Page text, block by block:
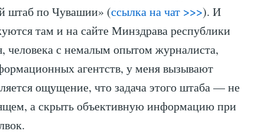
штаб по Чувашии» (ссылка на чат >>>). И
там и на сайте Минздрава республики
человека с немалым опытом журналиста,
агентств, у меня вызывают
ощущение, что задача этого штаба — не
а скрыть объективную информацию при